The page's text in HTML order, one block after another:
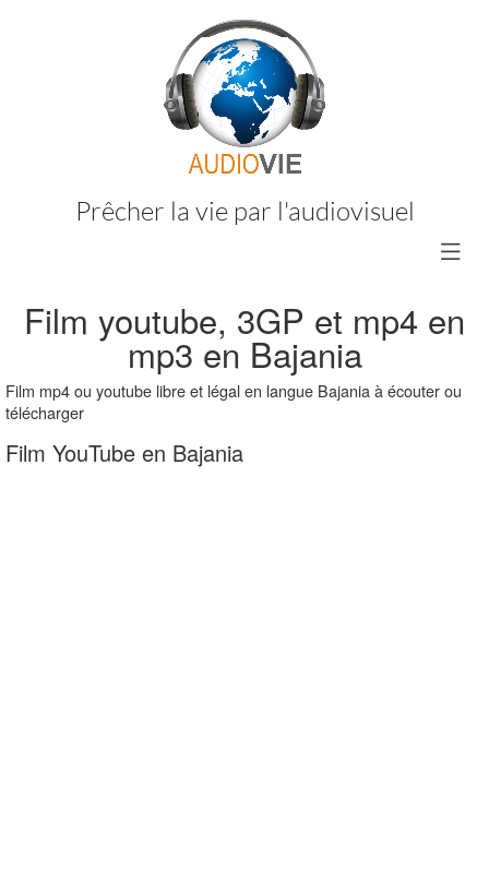
Prêcher la vie par l'audiovisuel
Film youtube, 3GP et mp4 en
mp3 en Bajania
Film mp4 ou youtube libre et légal en langue Bajania à écouter ou
télécharger
Film YouTube en Bajania